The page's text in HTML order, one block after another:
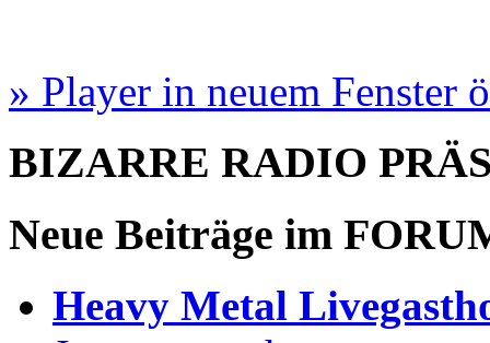
» Player in neuem Fenster
BIZARRE RADIO
Neue Beiträge im
Heavy Metal